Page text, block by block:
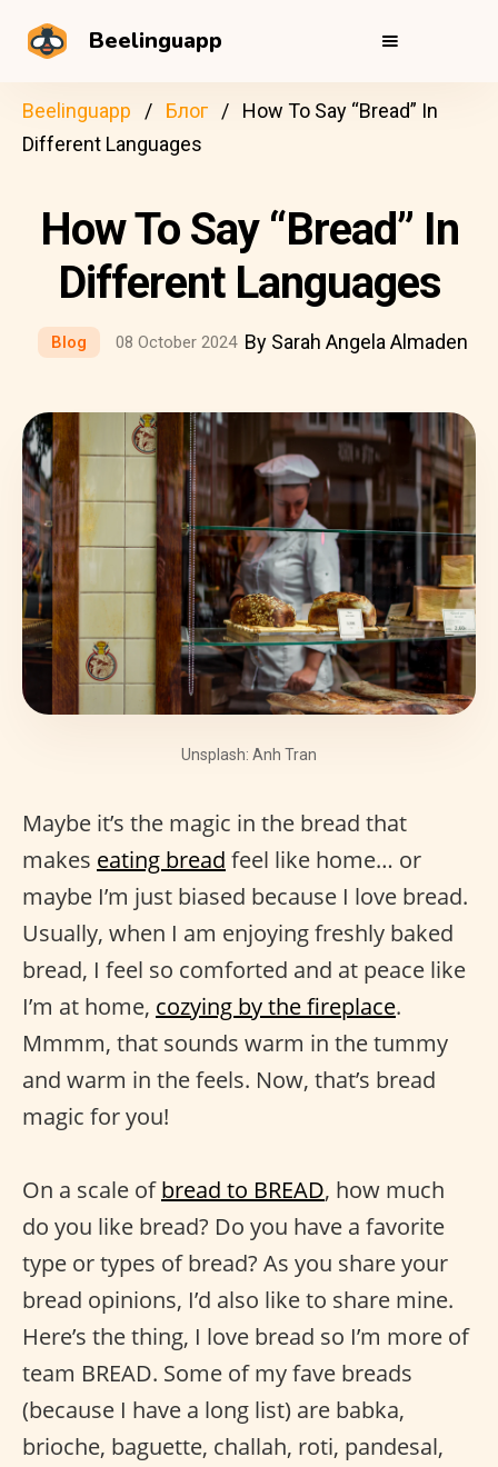
Beelinguapp
Beelinguapp Блог
How To Say “Bread” In
Different Languages
How To Say “Bread” In
Different Languages
Blog 08 October 2024 By Sarah Angela Almaden
Unsplash: Anh Tran
Maybe it’s the magic in the bread that
makes eating bread feel like home… or
maybe I’m just biased because I love bread.
Usually, when I am enjoying freshly baked
bread, I feel so comforted and at peace like
I’m at home, cozying by the fireplace.
Mmmm, that sounds warm in the tummy
and warm in the feels. Now, that’s bread
magic for you!
On a scale ofbread to BREAD, how much
do you like bread? Do you have a favorite
type or types of bread? As you share your
bread opinions, I’d also like to share mine.
Here’s the thing, I love bread so I’m more of
team BREAD. Some of my fave breads
(because I have a long list) are babka,
brioche, baguette, challah, roti, pandesal,